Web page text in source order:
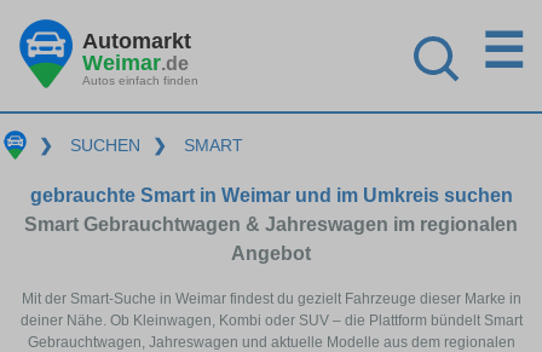
Automarkt
Weimar.de
Autos einfach finden
☰
❯ SUCHEN ❯ SMART
gebrauchte Smart in Weimar und im Umkreis suchen
Smart Gebrauchtwagen & Jahreswagen im regionalen
Angebot
Mit der Smart-Suche in Weimar findest du gezielt Fahrzeuge dieser Marke in
deiner Nähe. Ob Kleinwagen, Kombi oder SUV – die Plattform bündelt Smart
Gebrauchtwagen, Jahreswagen und aktuelle Modelle aus dem regionalen